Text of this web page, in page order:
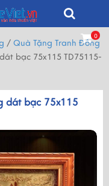
0
/ Quà Tặng Tranh Đồng
bạc 75x115 TD75115-
dát bạc 75x115